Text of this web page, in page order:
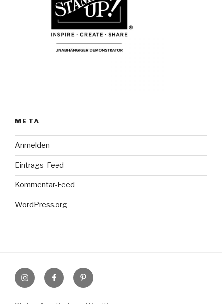
META
Anmelden
Eintrags-Feed
Kommentar-Feed
WordPress.org
InstagramFacebookPinterest